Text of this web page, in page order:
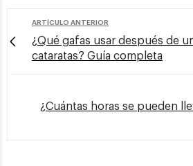
ARTÍCULO ANTERIOR
¿Qué gafas usar después de
cataratas? Guía completa
¿Cuántas horas se pueden